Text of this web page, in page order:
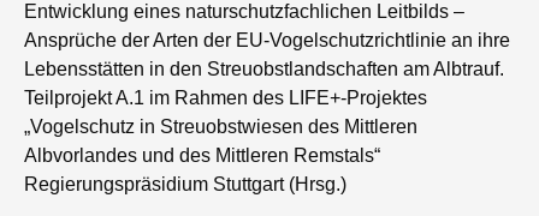
Entwicklung eines naturschutzfachlichen Leitbilds –
Ansprüche der Arten der EU-Vogelschutzrichtlinie an ihre
Lebensstätten in den Streuobstlandschaften am Albtrauf.
Teilprojekt A.1 im Rahmen des LIFE+-Projektes
„Vogelschutz in Streuobstwiesen des Mittleren
Albvorlandes und des Mittleren Remstals“
Regierungspräsidium Stuttgart (Hrsg.)